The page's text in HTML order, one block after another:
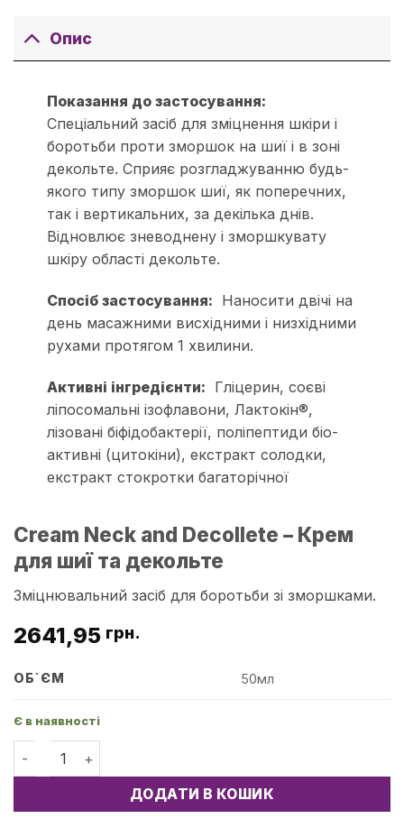
Опис
Показання до застосування:
Спеціальний засіб для зміцнення шкіри і
боротьби проти зморшок на шиї і в зоні
декольте. Сприяє розгладжуванню будь-
якого типу зморшок шиї, як поперечних,
так і вертикальних, за декілька днів.
Відновлює зневоднену і зморшкувату
шкіру області декольте.
Спосіб застосування: Наносити двічі на
день масажними висхідними і низхідними
рухами протягом 1 хвилини.
Активні інгредієнти: Гліцерин, соєві
ліпосомальні ізофлавони, Лактокін®,
лізовані біфідобактерії, поліпептиди біо­
активні (цитокіни), екстракт солодки,
екстракт стокротки багаторічної
Cream Neck and Decollete – Крем
для шиї та декольте
Зміцнювальний засіб для боротьби зі зморшками.
2641,95 грн.
ОБ`ЄМ 50мл
Є в наявності
Cream Neck and Decollete - Крем для шиї та декольте
ДОДАТИ В КОШИК